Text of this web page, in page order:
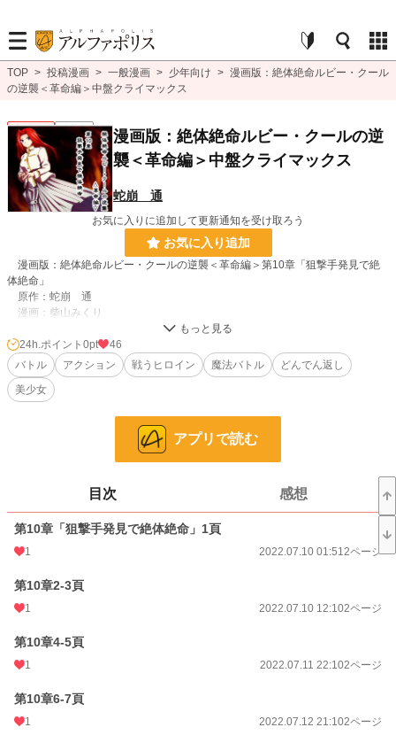
TOP > 投稿漫画 > 一般漫画 > 少年向け > 漫画版：絶体絶命ルビー・クール
の逆襲＜革命編＞中盤クライマックス
少年向け 連載中
漫画版：絶体絶命ルビー・クールの逆
襲＜革命編＞中盤クライマックス
蛇崩 通
お気に入りに追加して更新通知を受け取ろう
お気に入り追加
漫画版：絶体絶命ルビー・クールの逆襲＜革命編＞第10章「狙撃手発見で絶
体絶命」
原作：蛇崩 通
漫画：柴山みくり
ある日、赤毛の美少女ルビー・クールは、凶悪テロ組織「自由革命党」による
市長暗殺計画を知ってしまう。協力者のギアと共に、狙撃手が潜む第三倉庫へ、
警察の警備部長を案内するが……
※本作品は、法律・法令に違反する行為を容認・推奨するものではありませ
※本作品は、2024年9月8日(日)1時頃、「少年向け 1 位」となりました。ルビ
ー・クールへの応援、ありがとうございます。
※本作品は、小説の一部を漫画化したものです。小説のアマゾンKindle版が、
トルの「ミステリー・サスペンス・ハードボイルド（Kindleストア）」部門で1
位になりました。応援ありがとうございます。
※蛇崩通のホームページはこちらhttps://u6vi9.hp.peraichi.com/
※新しいホームページは、こちらhttps://jakuzure.p-kit.com/
漫画 8,555 位 / 8,555 件
お気に入り 3
ページ数
24h.ポイント 0pt
46
バトル
アクション 戦うヒロイン 魔法バトル
どんでん返し
美少女
アプリで読む
目次 感想
第10章「狙撃手発見で絶体絶命」1頁
1 2022.07.10 01:512ページ
第10章2-3頁
1 2022.07.10 12:102ページ
第10章4-5頁
1 2022.07.11 22:102ページ
第10章6-7頁
1 2022.07.12 21:102ページ